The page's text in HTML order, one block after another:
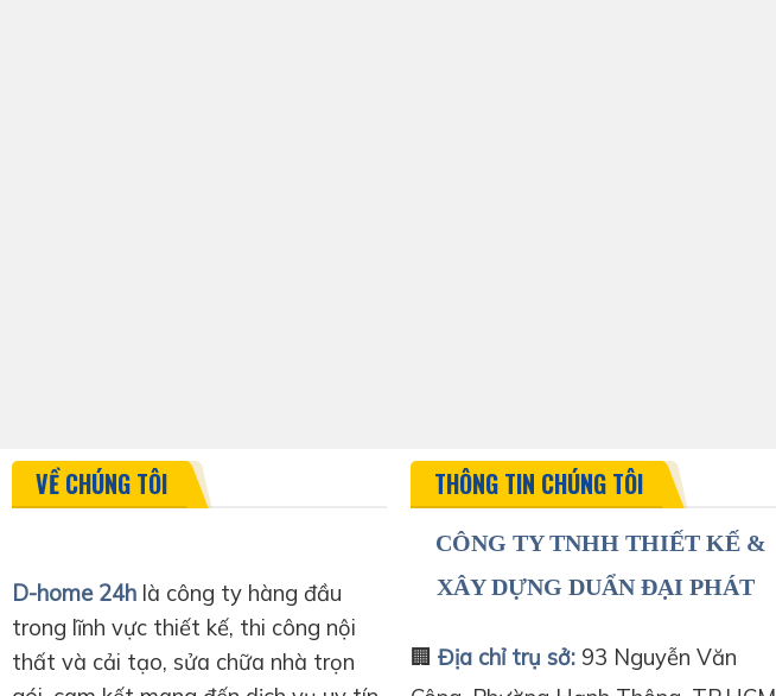
VỀ CHÚNG TÔI
D-home 24h là công ty hàng đầu
trong lĩnh vực thiết kế, thi công nội
thất và cải tạo, sửa chữa nhà trọn
THÔNG TIN CHÚNG TÔI
CÔNG TY TNHH THIẾT KẾ &
XÂY DỰNG DUẨN ĐẠI PHÁT
🏢 Địa chỉ trụ sở: 93 Nguyễn Văn